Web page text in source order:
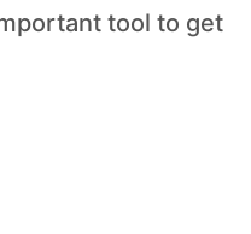
tool to get